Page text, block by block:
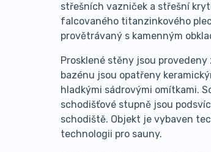
střešních vazniček a střešní
falcovaného titanzinkového
provětrávaný s kamenným
Prosklené stěny jsou
bazénu jsou opatřeny
hladkými sádrovými omítkami.
schodišťové stupně jsou
schodiště. Objekt je vybaven
technologii pro sauny.